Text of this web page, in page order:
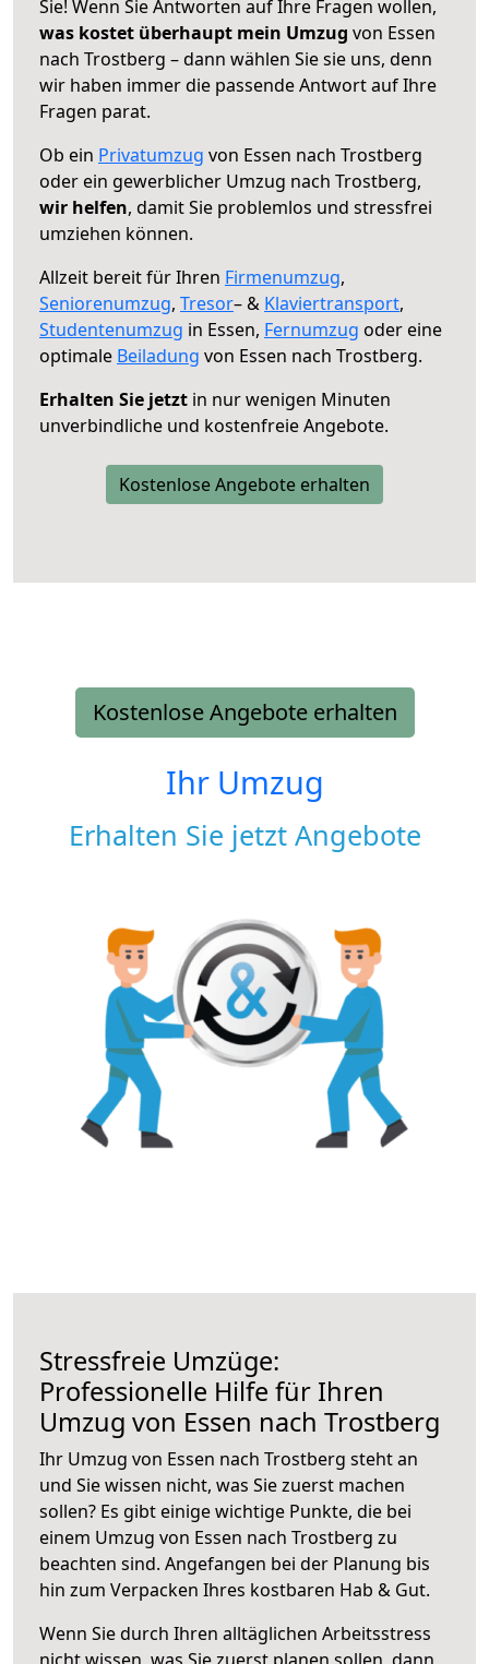
Sie! Wenn Sie Antworten auf Ihre Fragen wollen,
was kostet überhaupt mein Umzug von Essen
nach Trostberg – dann wählen Sie sie uns, denn
wir haben immer die passende Antwort auf Ihre
Fragen parat.
Ob ein Privatumzug von Essen nach Trostberg
oder ein gewerblicher Umzug nach Trostberg,
wir helfen, damit Sie problemlos und stressfrei
umziehen können.
Allzeit bereit für Ihren Firmenumzug,
Seniorenumzug, Tresor– & Klaviertransport,
Studentenumzug in Essen, Fernumzug oder eine
optimale Beiladung von Essen nach Trostberg.
Erhalten Sie jetzt in nur wenigen Minuten
unverbindliche und kostenfreie Angebote.
Kostenlose Angebote erhalten
Kostenlose Angebote erhalten
Ihr Umzug
Erhalten Sie jetzt Angebote
Stressfreie Umzüge:
Professionelle Hilfe für Ihren
Umzug von Essen nach Trostberg
Ihr Umzug von Essen nach Trostberg steht an
und Sie wissen nicht, was Sie zuerst machen
sollen? Es gibt einige wichtige Punkte, die bei
einem Umzug von Essen nach Trostberg zu
beachten sind. Angefangen bei der Planung bis
hin zum Verpacken Ihres kostbaren Hab & Gut.
Wenn Sie durch Ihren alltäglichen Arbeitsstress